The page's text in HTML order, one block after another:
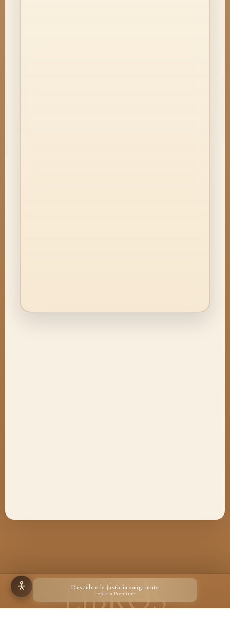
Descubre la justicia sangrienta
Explora Premium